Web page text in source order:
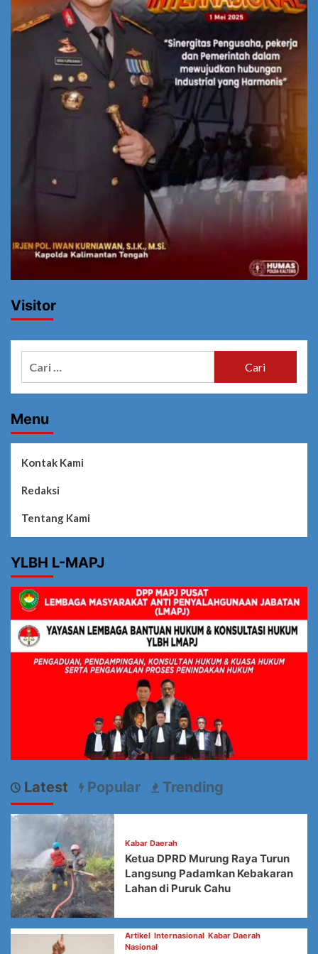
Visitor
Menu
Kontak Kami
Redaksi
Tentang Kami
YLBH L-MAPJ
Latest Popular Trending
Kabar Daerah
Ketua DPRD Murung Raya Turun
Langsung Padamkan Kebakaran
Lahan di Puruk Cahu
Artikel Internasional Kabar Daerah
Nasional